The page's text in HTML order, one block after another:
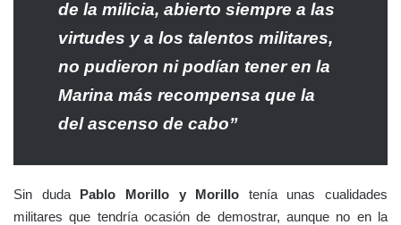
de la milicia, abierto siempre a las
virtudes y a los talentos militares,
no pudieron ni podían tener en la
Marina más recompensa que la
del ascenso de cabo”
Sin duda Pablo Morillo y Morillo tenía unas cualidades
militares que tendría ocasión de demostrar, aunque no en la